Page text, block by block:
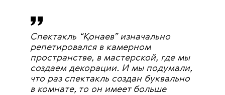
Спектакль “Қонаев” изначально
репетировался в камерном
пространстве, в мастерской, где мы
создаем декорации. И мы подумали,
что раз спектакль создан буквально
в комнате, то он имеет больше